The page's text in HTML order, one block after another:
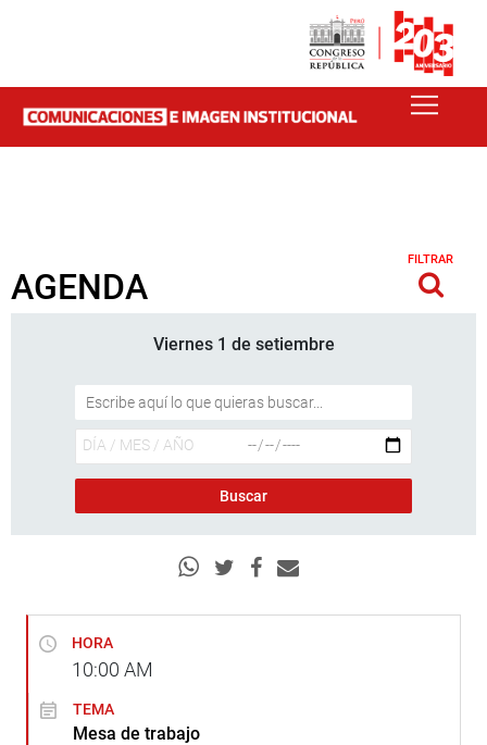
AGENDA
FILTRAR
Viernes 1 de setiembre
HORA
10:00 AM
TEMA
Mesa de trabajo